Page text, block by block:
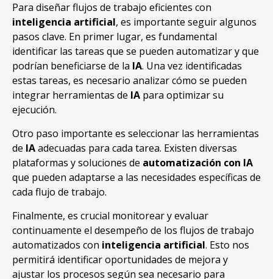
Para diseñar flujos de trabajo eficientes con
inteligencia artificial, es importante seguir algunos
pasos clave. En primer lugar, es fundamental
identificar las tareas que se pueden automatizar y que
podrían beneficiarse de la IA. Una vez identificadas
estas tareas, es necesario analizar cómo se pueden
integrar herramientas de IA para optimizar su
ejecución.
Otro paso importante es seleccionar las herramientas
de IAadecuadas para cada tarea. Existen diversas
plataformas y soluciones de automatización con IA
que pueden adaptarse a las necesidades específicas de
cada flujo de trabajo.
Finalmente, es crucial monitorear y evaluar
continuamente el desempeño de los flujos de trabajo
automatizados con inteligencia artificial. Esto nos
permitirá identificar oportunidades de mejora y
ajustar los procesos según sea necesario para